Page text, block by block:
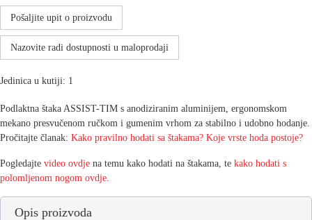
Pošaljite upit o proizvodu
Nazovite radi dostupnosti u maloprodaji
Jedinica u kutiji: 1
Podlaktna štaka ASSIST-TIM s anodiziranim aluminijem, ergonomskom
mekano presvučenom ručkom i gumenim vrhom za stabilno i udobno hodanje.
Pročitajte članak: Kako pravilno hodati sa štakama? Koje vrste hoda postoje?
Pogledajte video ovdje na temu kako hodati na štakama, te kako hodati s
polomljenom nogom ovdje.
Opis proizvoda